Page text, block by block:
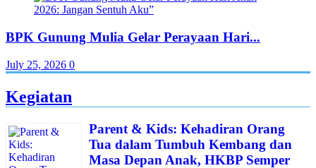
BPK Gunung Mulia Gelar Perayaan Hari...
July 25, 2026 0
Kegiatan
Parent & Kids: Kehadiran Orang
Tua dalam Tumbuh Kembang dan
Masa Depan Anak, HKBP Semper